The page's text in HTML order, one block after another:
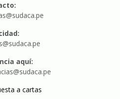
aquí:
a cartas